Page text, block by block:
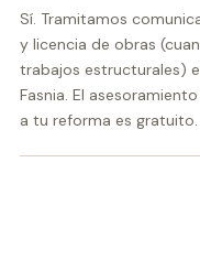
Sí. Tramitamos
y licencia de obras
trabajos estructurales)
Fasnia. El
a tu reforma es gratuito.